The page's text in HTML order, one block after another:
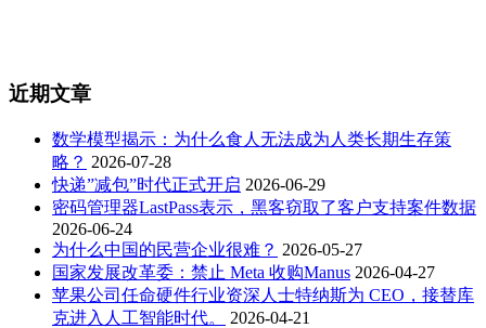
近期文章
数学模型揭示：为什么食人无法成为人类长期生存策
略？ 2026-07-28
快递”减包”时代正式开启 2026-06-29
密码管理器LastPass表示，黑客窃取了客户支持案件数据
2026-06-24
为什么中国的民营企业很难？ 2026-05-27
国家发展改革委：禁止 Meta 收购Manus 2026-04-27
苹果公司任命硬件行业资深人士特纳斯为 CEO，接替库
克进入人工智能时代。
2026-04-21